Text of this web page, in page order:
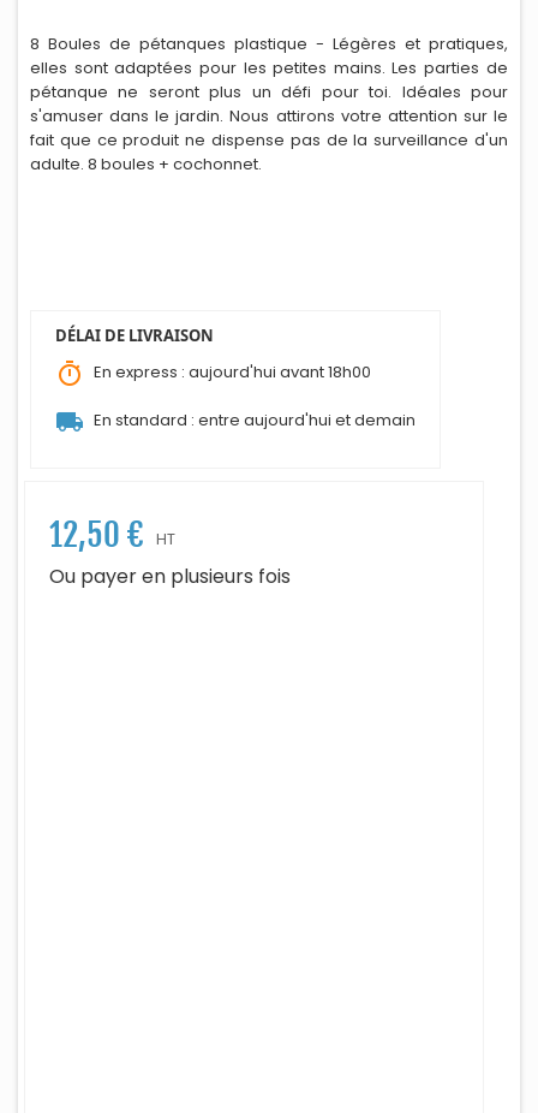
8 Boules de pétanques plastique - Légères et pratiques,
elles sont adaptées pour les petites mains. Les parties de
pétanque ne seront plus un défi pour toi. Idéales pour
s'amuser dans le jardin. Nous attirons votre attention sur le
fait que ce produit ne dispense pas de la surveillance d'un
adulte. 8 boules + cochonnet.
DÉLAI DE LIVRAISON
timer En express : aujourd'hui avant 18h00
local_shipping En standard : entre aujourd'hui et demain
12,50 € HT
Ou payer en plusieurs fois